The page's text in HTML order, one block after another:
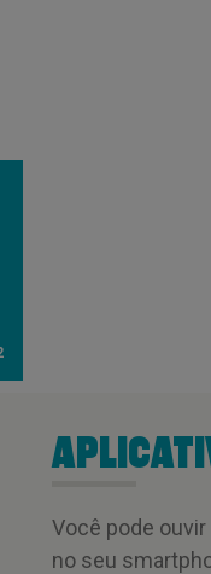
Você pode
no seu